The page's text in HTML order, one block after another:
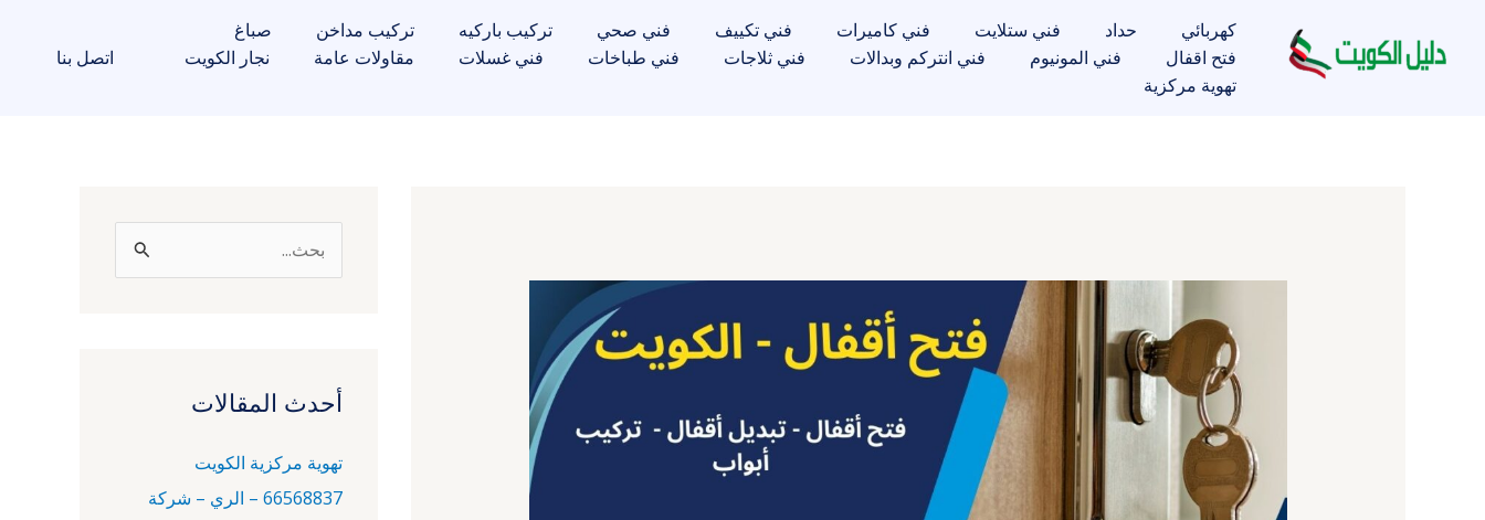
المحتوى
كهربائي حداد فني ستلايت فني كاميرات فني تكييف فني صحي تركيب باركيه تركيب مداخن
صباغ
فتح اقفال
فني المونيوم فني انتركم وبدالات فني ثلاجات فني طباخات فني غسلات مقاولات عامة
نجار الكويت
تهوية مركزية
اتصل بنا
ث
ن
:
أحدث المقالات
تهوية مركزية الكويت
66568837 – الري – شركة